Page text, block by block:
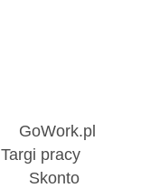
GoWork.pl
Targi pracy
Skonto